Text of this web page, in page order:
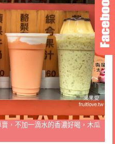
，不加一滴水的香濃好喝，木瓜